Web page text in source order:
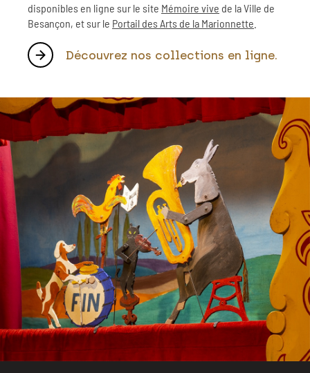
disponibles en ligne sur le site Mémoire vive de la Ville de
Besançon, et sur le Portail des Arts de la Marionnette
Découvrez nos collections en ligne.